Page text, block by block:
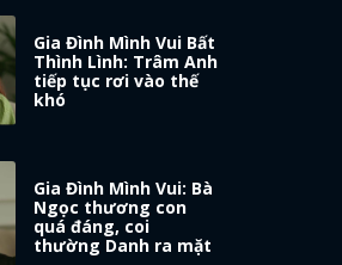
Gia Đình Mình Vui Bất
Thình Lình: Trâm Anh
tiếp tục rơi vào thế
khó
Gia Đình Mình Vui: Bà
Ngọc thương con
quá đáng, coi
thường Danh ra mặt